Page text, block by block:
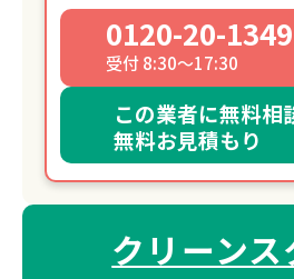
0120-20-1349
受付 8:30～17:30
この業者に無料相
無料お見積もり
クリーンス